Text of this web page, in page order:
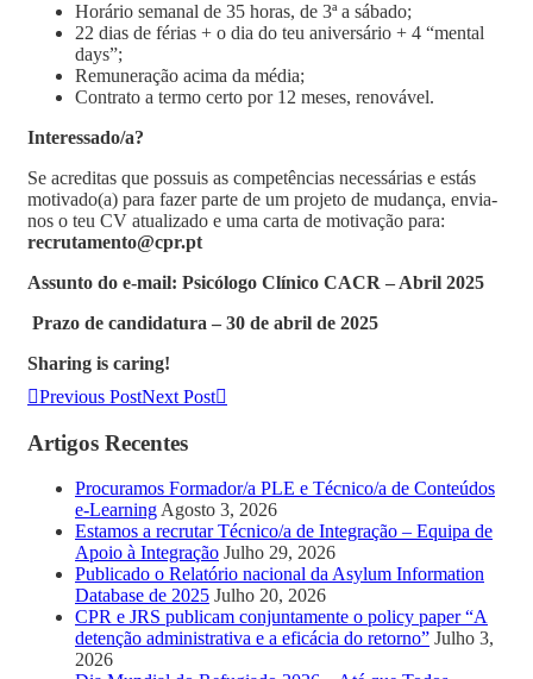
Horário semanal de 35 horas, de 3ª a sábado;
22 dias de férias + o dia do teu aniversário + 4 “mental
days”;
Remuneração acima da média;
Contrato a termo certo por 12 meses, renovável.
Interessado/a?
Se acreditas que possuis as competências necessárias e estás
motivado(a) para fazer parte de um projeto de mudança, envia-
nos o teu CV atualizado e uma carta de motivação para:
recrutamento@cpr.pt
Assunto do e-mail: Psicólogo Clínico CACR – Abril 2025
Prazo de candidatura – 30 de abril de 2025
Sharing is caring!
Previous PostNext Post
Artigos Recentes
Procuramos Formador/a PLE e Técnico/a de Conteúdos
e-LearningAgosto 3, 2026
Estamos a recrutar Técnico/a de Integração – Equipa de
Apoio à Integração Julho 29, 2026
Publicado o Relatório nacional da Asylum Information
Database de 2025 Julho 20, 2026
CPR e JRS publicam conjuntamente o policy paper “A
detenção administrativa e a eficácia do retorno” Julho 3,
2026